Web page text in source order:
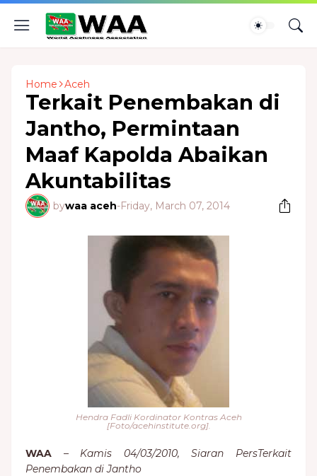
Home Aceh
Terkait Penembakan di
Jantho, Permintaan
Maaf Kapolda Abaikan
Akuntabilitas
bywaa aceh-Friday, March 07, 2014
Hendra Fadli Kordinator Kontras Aceh
[Foto/acehinstitute.org].
WAA – Kamis 04/03/2010, Siaran PersTerkait
Penembakan di Jantho